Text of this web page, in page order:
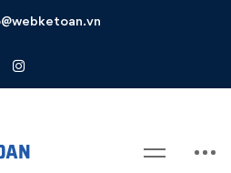
có phải đóng lệ phí trước bạ
cho thuê có phải